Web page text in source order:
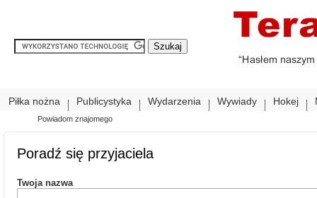
Piłka nożna Publicystyka Wydarzenia Wywiady Hokej
Powiadom znajomego
Poradź się przyjaciela
Twoja nazwa